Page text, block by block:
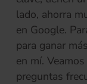
lado, ahorra
en Google.
para ganar
en mí.
preguntas